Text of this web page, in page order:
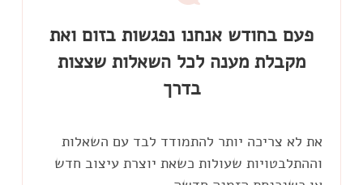
פעם בחודש אנחנו נפגשות בזום ואת
מקבלת מענה לכל השאלות שצצות
בדרך
את לא צריכה יותר להתמודד לבד עם השאלות
וההתלבטויות שעולות כשאת יוצרת עיצוב חדש